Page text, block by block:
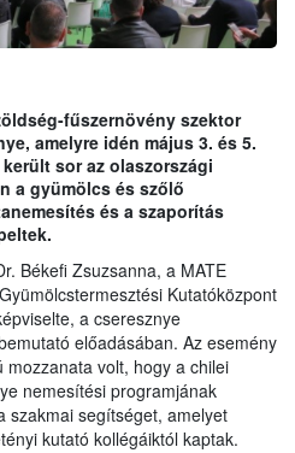
fűszernövény szektor
amelyre idén május 3. és 5.
sor az olaszországi
a gyümölcs és szőlő
és a szaporítás
Békefi Zsuzsanna, a MATE
Kutatóközpont
a cseresznye
előadásában. Az esemény
volt, hogy a chilei
nemesítési programjának
szakmai segítséget, amelyet
kutató kollégáiktól kaptak.